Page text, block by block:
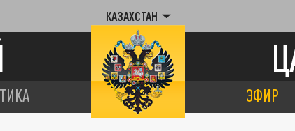
КАЗАХСТАН
ЭФИР